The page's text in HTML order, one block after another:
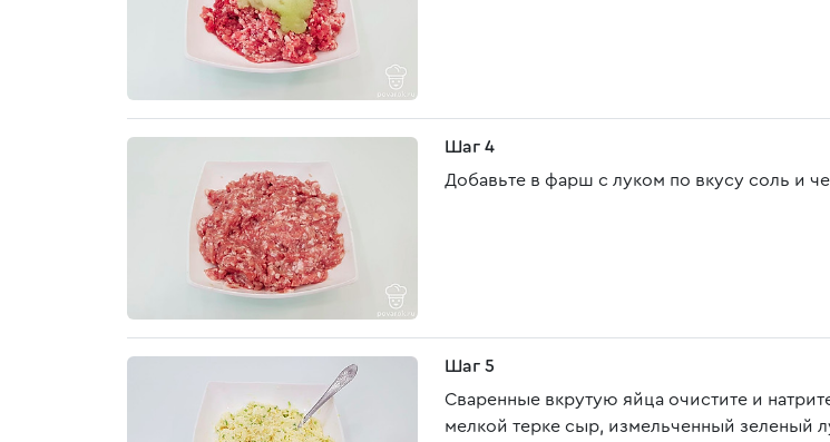
Шаг 4
Добавьте в фарш с луком по вкусу соль и
Шаг 5
Сваренные вкрутую яйца очистите и
мелкой терке сыр, измельченный зеленый